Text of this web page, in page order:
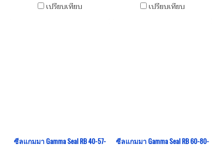
เปรียบเทียบ
เปรียบเทียบ
ซีลแกมมา Gamma Seal RB 40-57-
ซีลแกมมา Gamma Seal RB 60-80-